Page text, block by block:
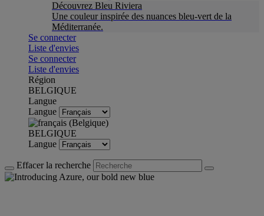
Découvrez Bleu Riviera
Une couleur inspirée des nuances bleu-vert de la
Méditerranée.
Se connecter
Liste d'envies
Se connecter
Liste d'envies
Région
BELGIQUE
Langue
Langue
BELGIQUE
Langue
Effacer la recherche